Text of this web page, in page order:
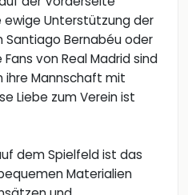
Unterstützung der
Santiago Bernabéu oder
von Real Madrid sind
ihre Mannschaft mit
Liebe zum Verein ist
dem Spielfeld ist das
Materialien